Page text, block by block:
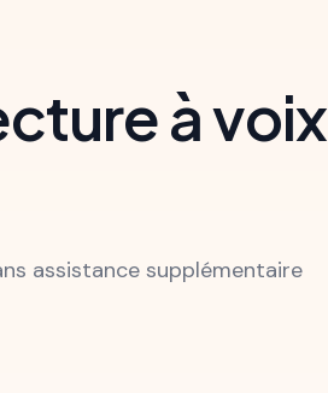
à voix
assistance supplémentaire